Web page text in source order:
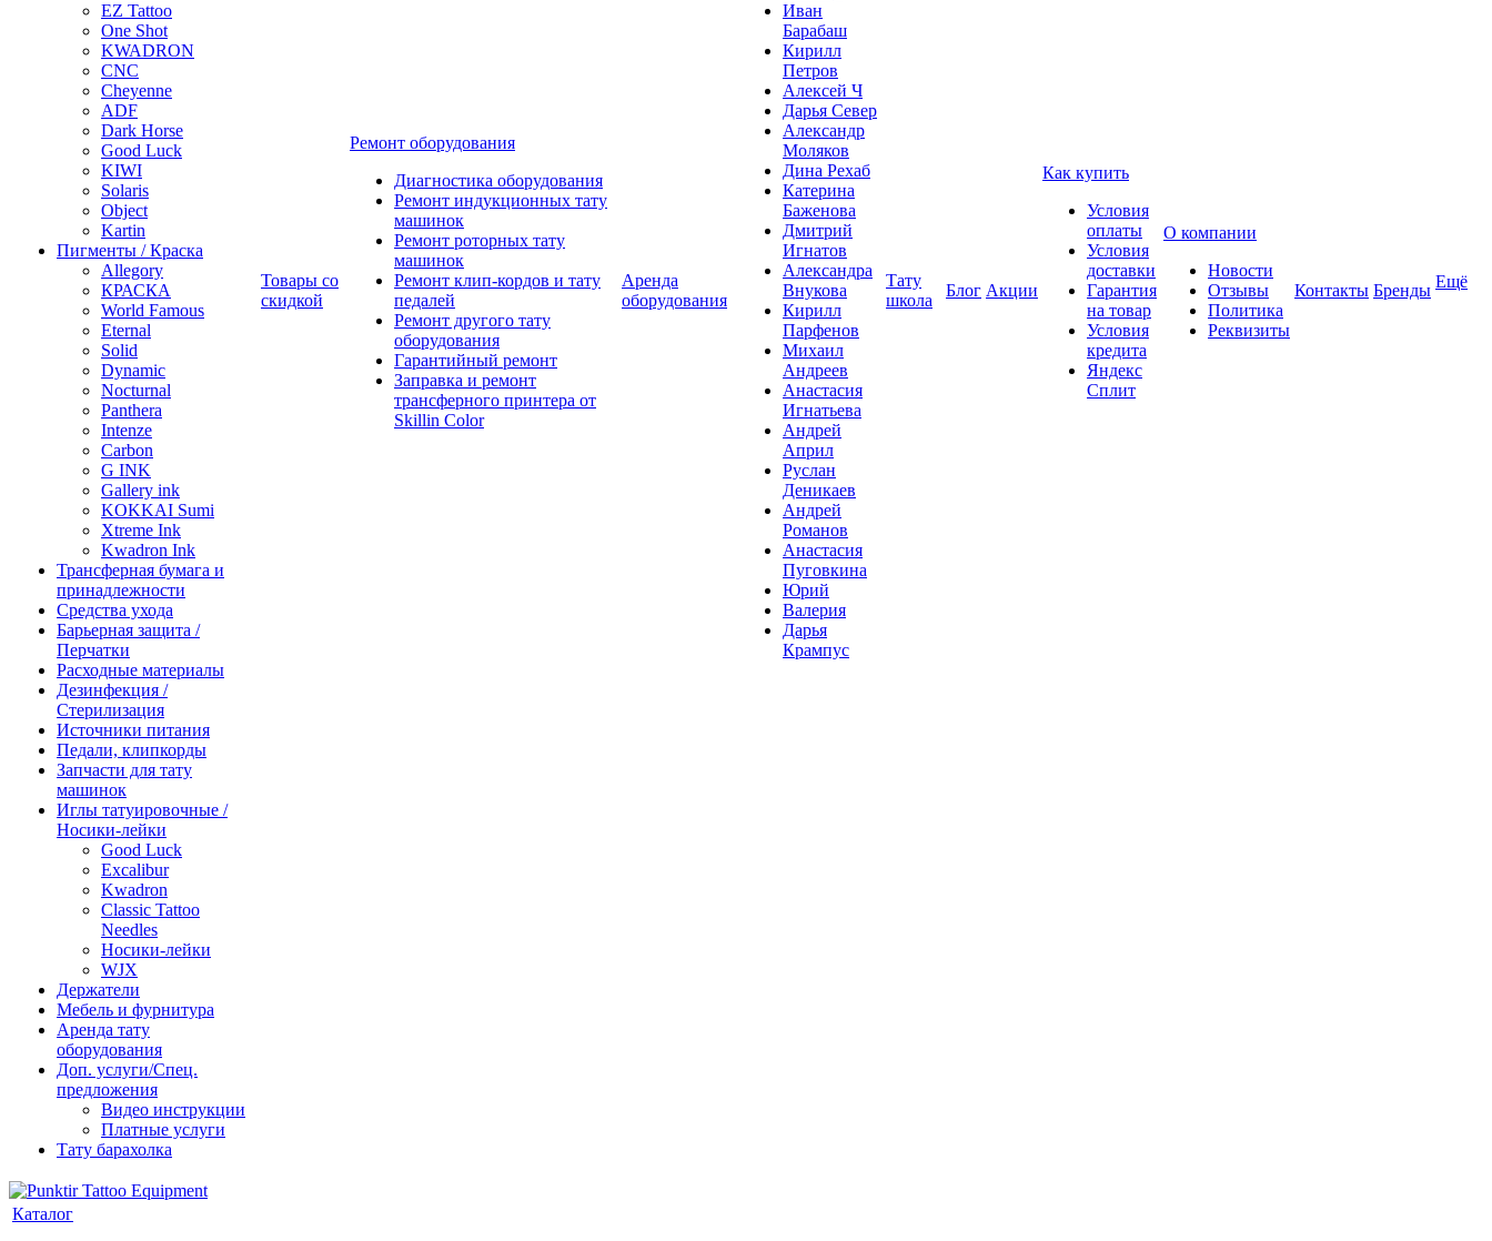
EZ Tattoo
One Shot
KWADRON
CNC
Cheyenne
ADF
Dark Horse
Good Luck
KIWI
Solaris
Object
Kartin
Пигменты / Краска
Allegory
КРАСКА
World Famous
Eternal
Solid
Dynamic
Nocturnal
Panthera
Intenze
Carbon
G INK
Gallery ink
KOKKAI Sumi
Xtreme Ink
Kwadron Ink
Трансферная бумага и
принадлежности
Средства ухода
Барьерная защита /
Перчатки
Расходные материалы
Дезинфекция /
Стерилизация
Источники питания
Педали, клипкорды
Запчасти для тату
машинок
Иглы татуировочные /
Носики-лейки
Good Luck
Excalibur
Kwadron
Classic Tattoo
Needles
Носики-лейки
WJX
Держатели
Мебель и фурнитура
Аренда тату
оборудования
Доп. услуги/Спец.
предложения
Видео инструкции
Платные услуги
Тату барахолка
Товары со
скидкой
Ремонт оборудования
Диагностика оборудования
Ремонт индукционных тату
машинок
Ремонт роторных тату
машинок
Ремонт клип-кордов и тату
педалей
Ремонт другого тату
оборудования
Гарантийный ремонт
Заправка и ремонт
трансферного принтера от
Skillin Color
Аренда
оборудования
Иван
Барабаш
Кирилл
Петров
Алексей Ч
Дарья Север
Александр
Моляков
Дина Рехаб
Катерина
Баженова
Дмитрий
Игнатов
Александра
Внукова
Кирилл
Парфенов
Михаил
Андреев
Анастасия
Игнатьева
Андрей
Април
Руслан
Деникаев
Андрей
Романов
Анастасия
Пуговкина
Юрий
Валерия
Дарья
Крампус
Тату
школа
Блог Акции
Как купить
Условия
оплаты
Условия
доставки
Гарантия
на товар
Условия
кредита
Яндекс
Сплит
О компании
Новости
Отзывы
Политика
Реквизиты
Контакты Бренды Ещё
Каталог